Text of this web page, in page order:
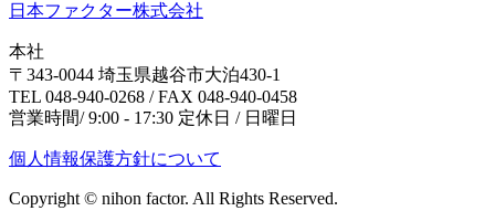
日本ファクター株式会社
本社
〒343-0044 埼玉県越谷市大泊430-1
TEL 048-940-0268 / FAX 048-940-0458
営業時間/ 9:00 - 17:30 定休日 / 日曜日
個人情報保護方針について
Copyright © nihon factor. All Rights Reserved.